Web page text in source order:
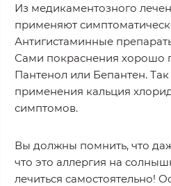
Из медикаментозного
применяют
Антигистаминные
Сами покраснения хорошо
Пантенол или Бепантен.
применения кальция
симптомов.
Вы должны помнить, что
что это аллергия на
лечиться самостоятельно!